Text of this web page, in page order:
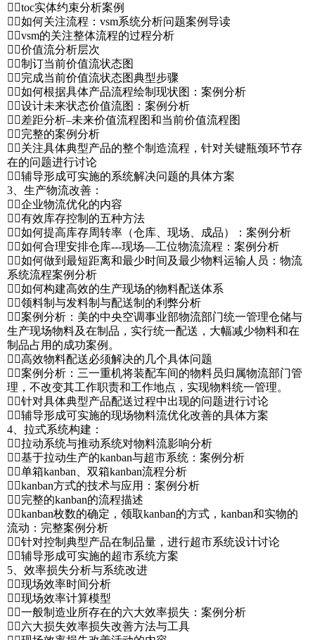
toc实体约束分析案例
如何关注流程：vsm系统分析问题案例导读
vsm的关注整体流程的过程分析
价值流分析层次
制订当前价值流状态图
完成当前价值流状态图典型步骤
如何根据具体产品流程绘制现状图：案例分析
设计未来状态价值流图：案例分析
差距分析–未来价值流程图和当前价值流程图
完整的案例分析
关注具体典型产品的整个制造流程，针对关键瓶颈环节存
在的问题进行讨论
辅导形成可实施的系统解决问题的具体方案
3、生产物流改善：
企业物流优化的内容
有效库存控制的五种方法
如何提高库存周转率（仓库、现场、成品）：案例分析
如何合理安排仓库---现场—工位物流流程：案例分析
如何做到最短距离和最少时间及最少物料运输人员：物流
系统流程案例分析
如何构建高效的生产现场的物料配送体系
领料制与发料制与配送制的利弊分析
案例分析：美的中央空调事业部物流部门统一管理仓储与
生产现场物料及在制品，实行统一配送，大幅减少物料和在
制品占用的成功案例。
高效物料配送必须解决的几个具体问题
案例分析：三一重机将装配车间的物料员归属物流部门管
理，不改变其工作职责和工作地点，实现物料统一管理。
针对具体典型产品配送过程中出现的问题进行讨论
辅导形成可实施的现场物料流优化改善的具体方案
4、拉式系统构建：
拉动系统与推动系统对物料流影响分析
基于拉动生产的kanban与超市系统：案例分析
单箱kanban、双箱kanban流程分析
kanban方式的技术与应用：案例分析
完整的kanban的流程描述
kanban枚数的确定，领取kanban的方式，kanban和实物的
流动：完整案例分析
针对控制典型产品在制品量，进行超市系统设计讨论
辅导形成可实施的超市系统方案
5、效率损失分析与系统改进
现场效率时间分析
现场效率计算模型
一般制造业所存在的六大效率损失：案例分析
六大损失效率损失改善方法与工具